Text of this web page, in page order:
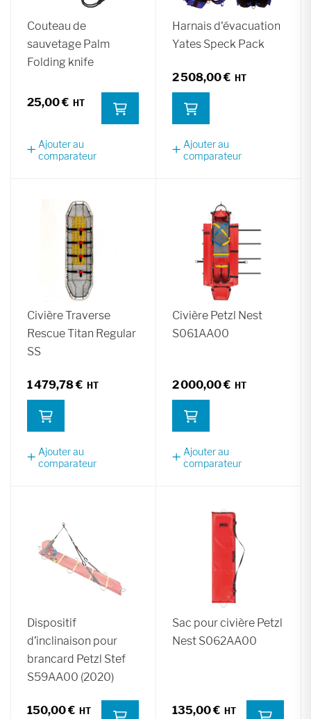
Couteau de
sauvetage Palm
Folding knife
25,00 €
Ajouter au
comparateur
Harnais d'évacuation
Yates Speck Pack
2 508,00 €
Ajouter au
comparateur
Civière Traverse
Rescue Titan Regular
SS
1 479,78 €
Ajouter au
comparateur
Civière Petzl Nest
S061AA00
2 000,00 €
Ajouter au
comparateur
Dispositif
d’inclinaison pour
brancard Petzl Stef
S59AA00 (2020)
150,00 €
Sac pour civière Petzl
Nest S062AA00
135,00 €